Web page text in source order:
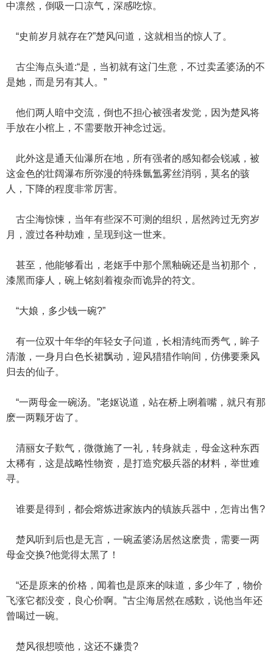
中凛然，倒吸一口凉气，深感吃惊。
“史前岁月就存在?”楚风问道，这就相当的惊人了。
古尘海点头道:“是，当初就有这门生意，不过卖孟婆汤的不
是她，而是另有其人。”
他们两人暗中交流，倒也不担心被强者发觉，因为楚风将
手放在小棺上，不需要散开神念过远。
此外这是通天仙瀑所在地，所有强者的感知都会锐减，被
这金色的壮阔瀑布所弥漫的特殊氤氲雾丝消弱，莫名的骇
人，下降的程度非常厉害。
古尘海惊悚，当年有些深不可测的组织，居然跨过无穷岁
月，渡过各种劫难，呈现到这一世来。
甚至，他能够看出，老妪手中那个黑釉碗还是当初那个，
漆黑而瘮人，碗上铭刻着複杂而诡异的符文。
“大娘，多少钱一碗?”
有一位双十年华的年轻女子问道，长相清纯而秀气，眸子
清澈，一身月白色长裙飘动，迎风猎猎作响间，仿佛要乘风
归去的仙子。
“一两母金一碗汤。”老妪说道，站在桥上咧着嘴，就只有那
麽一两颗牙齿了。
清丽女子歎气，微微施了一礼，转身就走，母金这种东西
太稀有，这是战略性物资，是打造究极兵器的材料，举世难
寻。
谁要是得到，都会熔炼进家族内的镇族兵器中，怎肯出售?
楚风听到后也是无言，一碗孟婆汤居然这麽贵，需要一两
母金交换?他觉得太黑了！
“还是原来的价格，闻着也是原来的味道，多少年了，物价
飞涨它都没变，良心价啊。”古尘海居然在感歎，说他当年还
曾喝过一碗。
楚风很想喷他，这还不嫌贵?